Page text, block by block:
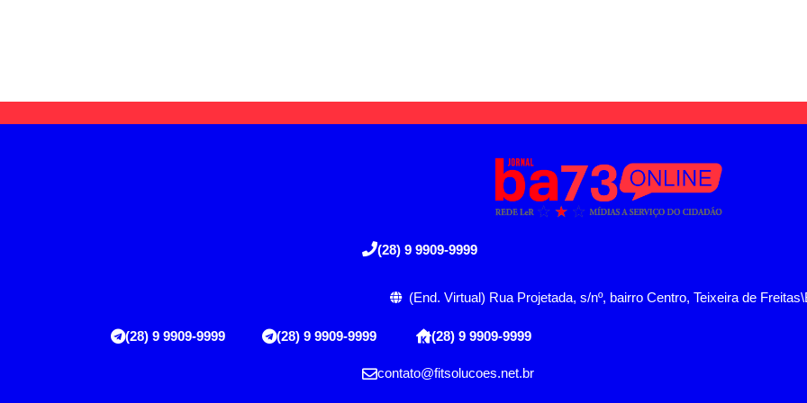
(28) 9 9909-9999
(End. Virtual) Rua Projetada, s/nº, bairro Centro, Teixeira de
(28) 9 9909-9999 (28) 9 9909-9999 (28) 9 9909-9999
contato@fitsolucoes.net.br